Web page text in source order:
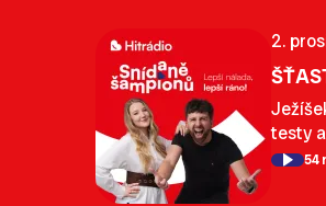
2.
testy
54